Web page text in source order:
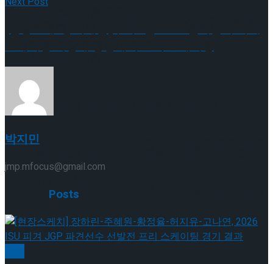
프리 스케이팅 경기 결과
[현장스케치] 이규리-전효은-김지유-박하영,
2026 ISU 피겨 JGP 파견선수 선발전 프리 스케
2026 ISU 피겨 JGP 파견선수 선발전 프리 스케
이팅 경기 결과
[현장스케치] 이재근(수리고), 2023 전국남녀 피겨
스케이팅 회장배 랭킹대회 프리 스케이팅
박지민
jmp.mfocus@gmail.com
Posts